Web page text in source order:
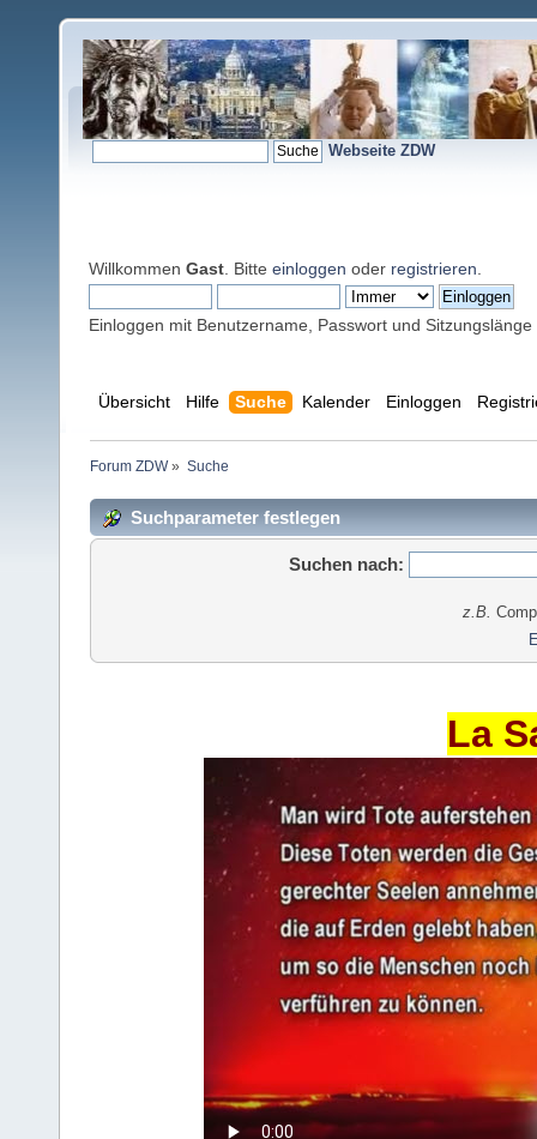
Webseite ZDW
Willkommen Gast . Bitte einloggen oder registrieren
Einloggen mit Benutzername, Passwort und Sitzungslänge
Übersicht Hilfe Suche Kalender Einloggen
Forum ZDW» Suche
Suchparameter festlegen
Suchen nach:
z.B.
La